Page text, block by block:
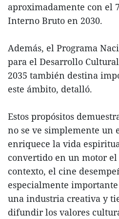
aproximadamente con el
Interno Bruto en 2030.
Además, el Programa
para el Desarrollo
2035 también destina
este ámbito, detalló.
Estos propósitos
no se ve simplemente un
enriquece la vida
convertido en un motor el
contexto, el cine
especialmente
una industria creativa y
difundir los valores